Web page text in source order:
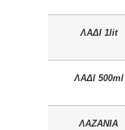
ΛΑΔΙ 1lit
ΛΑΔΙ 500ml
ΛΑΖΑΝΙΑ